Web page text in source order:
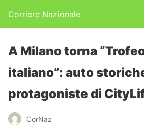
Corriere Nazionale
A Milano torna
italiano”: auto
protagoniste di
CorNaz